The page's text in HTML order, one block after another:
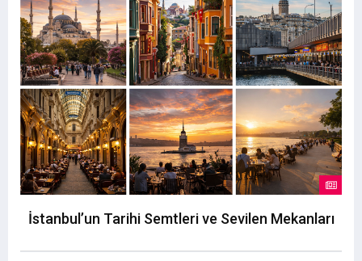
İstanbul’un Tarihi Semtleri ve Sevilen Mekanları